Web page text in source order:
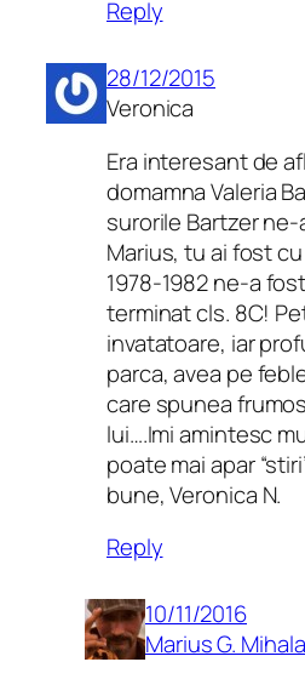
Reply
28/12/2015
Veronica
Era interesant de
domamna Valeria
surorile Bartzer
Marius, tu ai fost
1978-1982 ne-a
terminat cls. 8C!
invatatoare, iar
parca, avea pe
care spunea
lui….Imi amintesc
poate mai apar
bune, Veronica N.
Reply
10/11/2016
Marius G.